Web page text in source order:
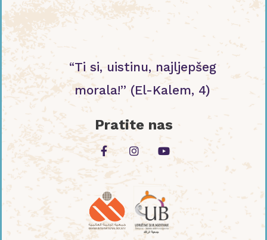
“Ti si, uistinu, najljepšeg
morala!” (El-Kalem, 4)
Pratite nas